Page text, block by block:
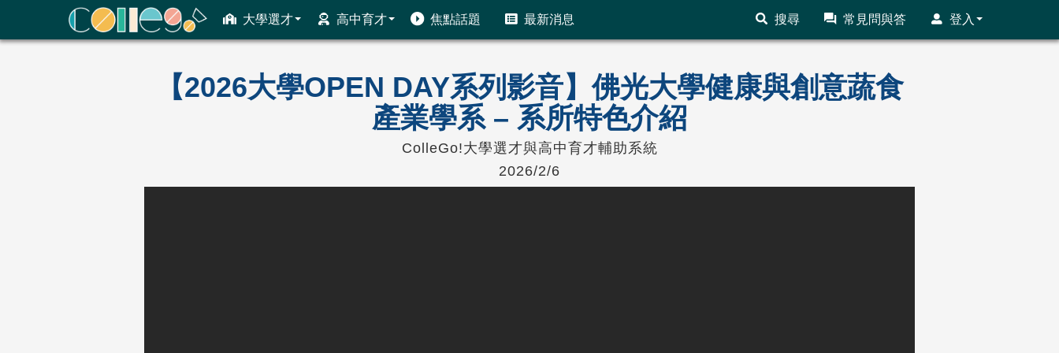
大學選才 高中育才 焦點話題 最新消息 搜尋 常見問與答 登入
ColleGo! 大學選才與高中育才輔助系統
【2026大學OPEN DAY系列影音】佛光大學健康與創意蔬食
產業學系 – 系所特色介紹
ColleGo!大學選才與高中育才輔助系統
2026/2/6